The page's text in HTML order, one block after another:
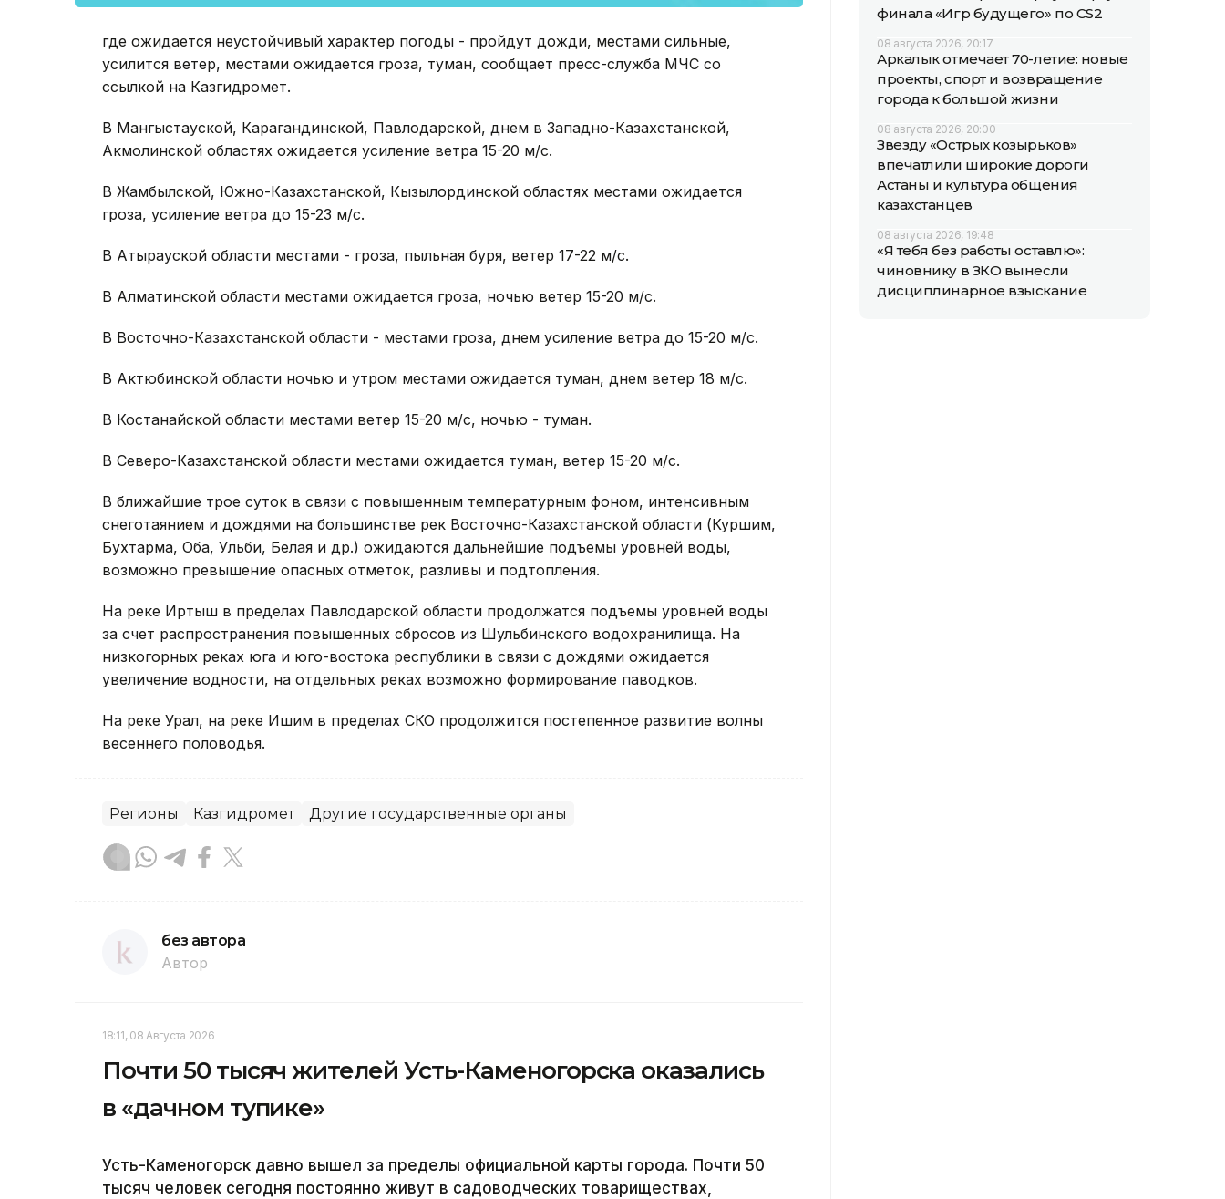
где ожидается неустойчивый характер погоды - пройдут дожди, местами сильные,
усилится ветер, местами ожидается гроза, туман, сообщает пресс-служба МЧС со
ссылкой на Казгидромет.
В Мангыстауской, Карагандинской, Павлодарской, днем в Западно-Казахстанской,
Акмолинской областях ожидается усиление ветра 15-20 м/с.
В Жамбылской, Южно-Казахстанской, Кызылординской областях местами ожидается
гроза, усиление ветра до 15-23 м/с.
В Атырауской области местами - гроза, пыльная буря, ветер 17-22 м/с.
В Алматинской области местами ожидается гроза, ночью ветер 15-20 м/с.
В Восточно-Казахстанской области - местами гроза, днем усиление ветра до 15-20 м/с.
В Актюбинской области ночью и утром местами ожидается туман, днем ветер 18 м/с.
В Костанайской области местами ветер 15-20 м/с, ночью - туман.
В Северо-Казахстанской области местами ожидается туман, ветер 15-20 м/с.
В ближайшие трое суток в связи с повышенным температурным фоном, интенсивным
снеготаянием и дождями на большинстве рек Восточно-Казахстанской области (Куршим,
Бухтарма, Оба, Ульби, Белая и др.) ожидаются дальнейшие подъемы уровней воды,
возможно превышение опасных отметок, разливы и подтопления.
На реке Иртыш в пределах Павлодарской области продолжатся подъемы уровней воды
за счет распространения повышенных сбросов из Шульбинского водохранилища. На
низкогорных реках юга и юго-востока республики в связи с дождями ожидается
увеличение водности, на отдельных реках возможно формирование паводков.
На реке Урал, на реке Ишим в пределах СКО продолжится постепенное развитие волны
весеннего половодья.
Регионы Казгидромет Другие государственные органы
без автора
Автор
18:11, 08 Августа 2026
Почти 50 тысяч жителей Усть-Каменогорска оказались
в «дачном тупике»
Усть-Каменогорск давно вышел за пределы официальной карты города. Почти 50
тысяч человек сегодня постоянно живут в садоводческих товариществах,
финала «Игр будущего» по CS2
08 августа 2026, 20:17
Аркалык отмечает 70-летие: новые
проекты, спорт и возвращение
города к большой жизни
08 августа 2026, 20:00
Звезду «Острых козырьков»
впечатлили широкие дороги
Астаны и культура общения
казахстанцев
08 августа 2026, 19:48
«Я тебя без работы оставлю»:
чиновнику в ЗКО вынесли
дисциплинарное взыскание